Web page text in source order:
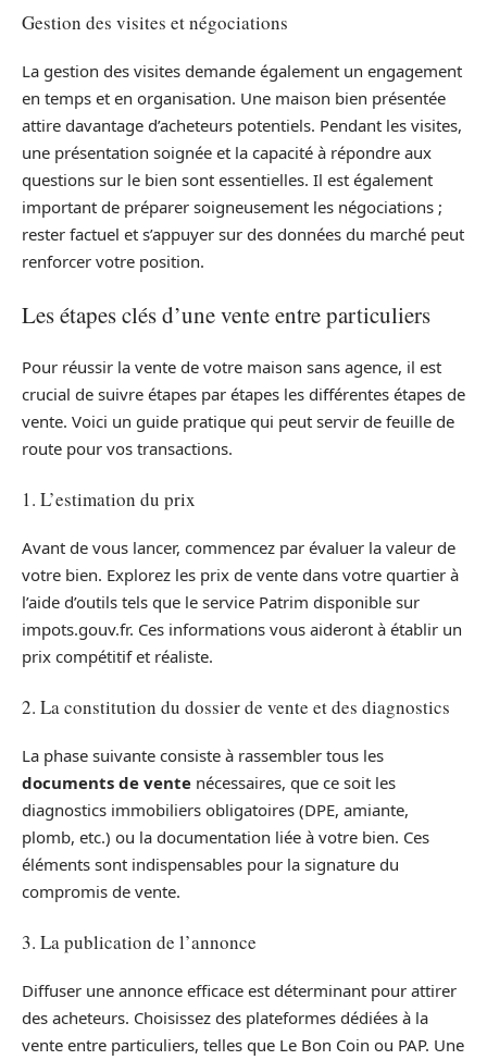
Gestion des visites et négociations
La gestion des visites demande également un engagement
en temps et en organisation. Une maison bien présentée
attire davantage d’acheteurs potentiels. Pendant les visites,
une présentation soignée et la capacité à répondre aux
questions sur le bien sont essentielles. Il est également
important de préparer soigneusement les négociations ;
rester factuel et s’appuyer sur des données du marché peut
renforcer votre position.
Les étapes clés d’une vente entre particuliers
Pour réussir la vente de votre maison sans agence, il est
crucial de suivre étapes par étapes les différentes étapes de
vente. Voici un guide pratique qui peut servir de feuille de
route pour vos transactions.
1. L’estimation du prix
Avant de vous lancer, commencez par évaluer la valeur de
votre bien. Explorez les prix de vente dans votre quartier à
l’aide d’outils tels que le service Patrim disponible sur
impots.gouv.fr. Ces informations vous aideront à établir un
prix compétitif et réaliste.
2. La constitution du dossier de vente et des diagnostics
La phase suivante consiste à rassembler tous les
documents de vente nécessaires, que ce soit les
diagnostics immobiliers obligatoires (DPE, amiante,
plomb, etc.) ou la documentation liée à votre bien. Ces
éléments sont indispensables pour la signature du
compromis de vente.
3. La publication de l’annonce
Diffuser une annonce efficace est déterminant pour attirer
des acheteurs. Choisissez des plateformes dédiées à la
vente entre particuliers, telles que Le Bon Coin ou PAP. Une